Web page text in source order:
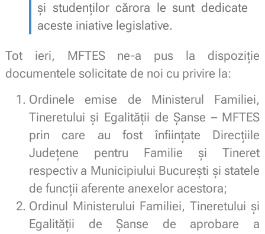
și studenților cărora le sunt dedicate
aceste iniative legislative.
Tot ieri, MFTES ne-a pus la dispoziție
documentele solicitate de noi cu privire la:
Ordinele emise de Ministerul Familiei,
Tineretului și Egalității de Șanse – MFTES
prin care au fost înființate Direcțiile
Județene pentru Familie și Tineret
respectiv a Municipiului București și statele
de funcții aferente anexelor acestora;
Ordinul Ministerului Familiei, Tineretului și
Egalității de Șanse de aprobare a